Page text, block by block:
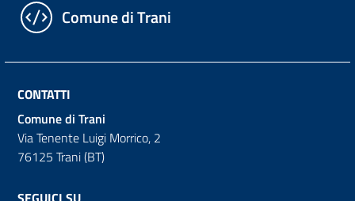
Comune di Trani
CONTATTI
Comune di Trani
Via Tenente Luigi Morrico, 2
76125 Trani (BT)